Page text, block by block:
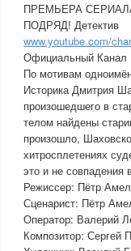
ПРЕМЬЕРА СЕРИАЛА
ПОДРЯД! Детектив
www.youtube.com/
Официальный
По мотивам
Историка Дмитрия
произошедшего в
телом найдены
произошло,
хитросплетениях
это и не совпадения
Режиссер: Пётр
Сценарист: Пётр
Оператор: Валерий
Композитор: Сергей